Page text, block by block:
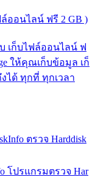
ล์ออนไลน์ ฟรี 2 GB )
เก็บไฟล์ออนไลน์ ฟ
ให้คุณเก็บข้อมูล เก็
ได้ ทุกที่ ทุกเวลา
ตรวจ Harddisk
โปรแกรมตรวจ Har